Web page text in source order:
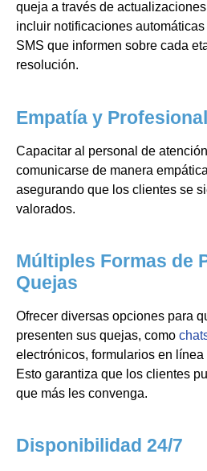
queja a través de
incluir notificaciones
SMS que informen sobre cada
resolución.
Empatía y
Capacitar al personal de
comunicarse de manera
asegurando que los clientes se
valorados.
Múltiples Formas de
Quejas
Ofrecer diversas opciones para
presenten sus quejas, como
electrónicos, formularios en
Esto garantiza que los clientes
que más les convenga.
Disponibilidad 24/7